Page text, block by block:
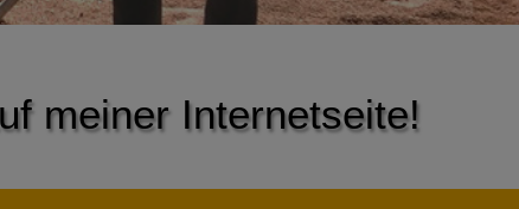
meiner Internetseite!